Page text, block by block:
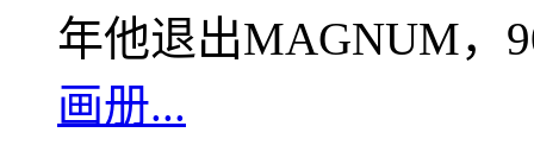
年他退出MAGNUM，
画册...